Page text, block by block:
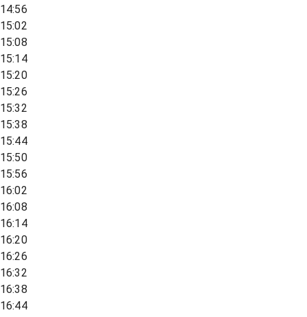
14:56
15:02
15:08
15:14
15:20
15:26
15:32
15:38
15:44
15:50
15:56
16:02
16:08
16:14
16:20
16:26
16:32
16:38
16:44